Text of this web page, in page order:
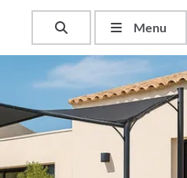
Toggle searchMenu